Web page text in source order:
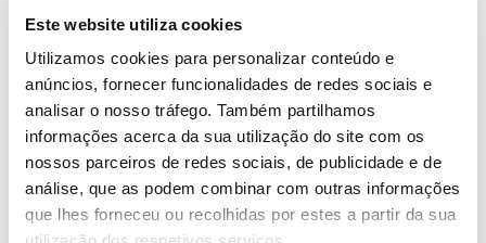
Este website utiliza cookies
Utilizamos cookies para personalizar conteúdo e
anúncios, fornecer funcionalidades de redes sociais e
analisar o nosso tráfego. Também partilhamos
informações acerca da sua utilização do site com os
nossos parceiros de redes sociais, de publicidade e de
análise, que as podem combinar com outras informações
que lhes forneceu ou recolhidas por estes a partir da sua